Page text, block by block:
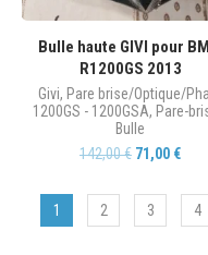
Bulle haute GIVI pour
R1200GS 2013
Givi, Pare brise/Optique/
1200GS - 1200GSA, Pare-
Bulle
142,00€ 71,00 €
1 2 3 4